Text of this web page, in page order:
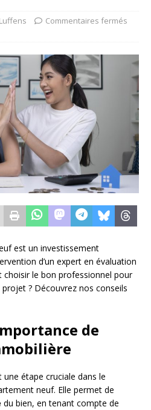
Commentaires fermés
est un investissement
d’un expert en évaluation
le bon professionnel pour
? Découvrez nos conseils
de
une étape cruciale dans le
neuf. Elle permet de
du bien, en tenant compte de